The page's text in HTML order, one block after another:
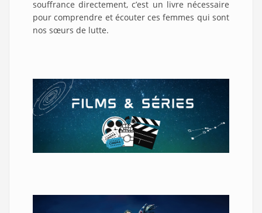
souffrance directement, c’est un livre nécessaire
pour comprendre et écouter ces femmes qui sont
nos sœurs de lutte.